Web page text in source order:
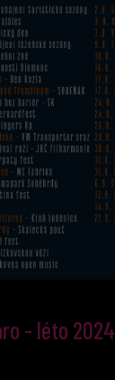
- léto 2024